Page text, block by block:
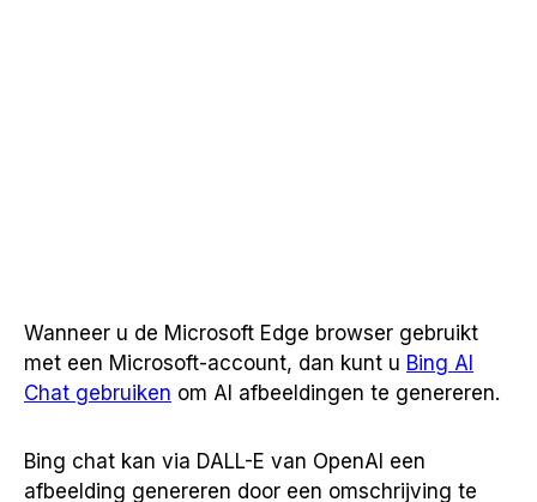
Wanneer u de Microsoft Edge browser gebruikt
met een Microsoft-account, dan kunt u Bing AI
Chat gebruiken om AI afbeeldingen te genereren.
Bing chat kan via DALL-E van OpenAI een
afbeelding genereren door een omschrijving te